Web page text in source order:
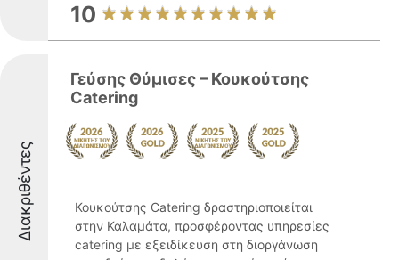
10
Διακριθέντες
Γεύσης Θύμισες – Κουκούτσης
Catering
Κουκούτσης Catering δραστηριοποιείται
στην Καλαμάτα, προσφέροντας υπηρεσίες
catering με εξειδίκευση στη διοργάνωση